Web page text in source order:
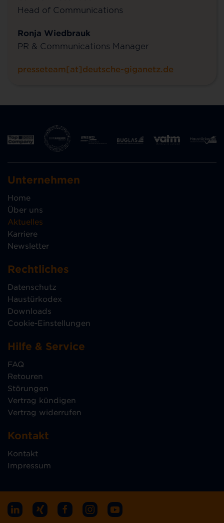
Head of Communications
Ronja Wiedbrauk
PR & Communications Manager
presseteam[at]deutsche-giganetz.de
Unternehmen
Home
Über uns
Aktuelles
Karriere
Newsletter
Rechtliches
Datenschutz
Haustürkodex
Downloads
Cookie-Einstellungen
Hilfe & Service
FAQ
Retouren
Störungen
Vertrag kündigen
Vertrag widerrufen
Kontakt
Kontakt
Impressum